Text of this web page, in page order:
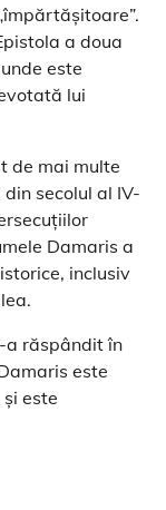
a doua
este
lui
de mai multe
secolul al IV-
Damaris a
inclusiv
a răspândit în
este
este